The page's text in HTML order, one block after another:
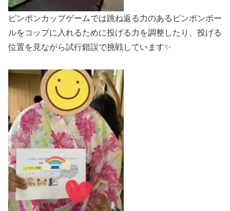
ピンポンカップゲームでは跳ね返る力のあるピンポンボー
ルをコップに入れるために投げる力を調整したり、投げる
位置を見ながら試行錯誤で挑戦しています✨